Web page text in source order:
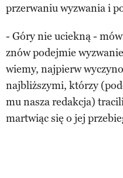
przerwaniu wyzwania i
- Góry nie uciekną -
znów podejmie
wiemy, najpierw
najbliższymi, którzy
mu nasza redakcja)
martwiąc się o jej